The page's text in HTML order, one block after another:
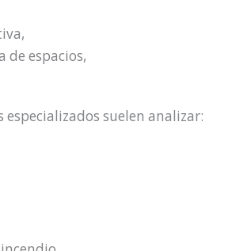
de espacios,
especializados suelen analizar: